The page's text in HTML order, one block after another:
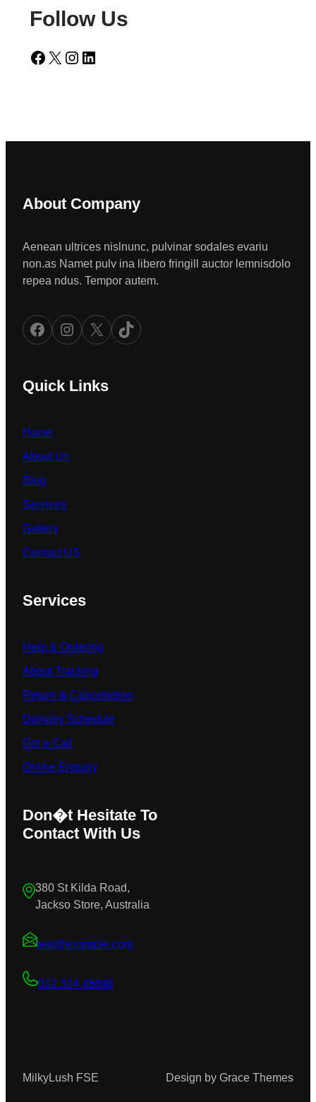
Follow Us
Facebook X Instagram LinkedIn
About Company
Aenean ultrices nislnunc, pulvinar sodales evariu
non.as Namet pulv ina libero fringill auctor lemnisdolo
repea ndus. Tempor autem.
Facebook Instagram X TikTok
Quick Links
Home
About Us
Blog
Services
Gallery
Contact US
Services
Help & Ordering
About Tracking
Return & Cancelletion
Delivery Schedule
Get a Call
Online Enquiry
Don�t Hesitate To
Contact With Us
380 St Kilda Road,
Jackso Store, Australia
test@example.com
012 324 45698
MilkyLush FSE Design by Grace Themes